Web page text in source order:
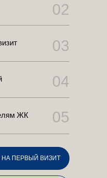
ЖК
02
03
04
05
НА ПЕРВЫЙ ВИЗИТ